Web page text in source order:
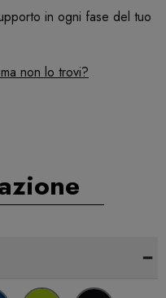
in ogni fase del tuo
ma non lo trovi?
-